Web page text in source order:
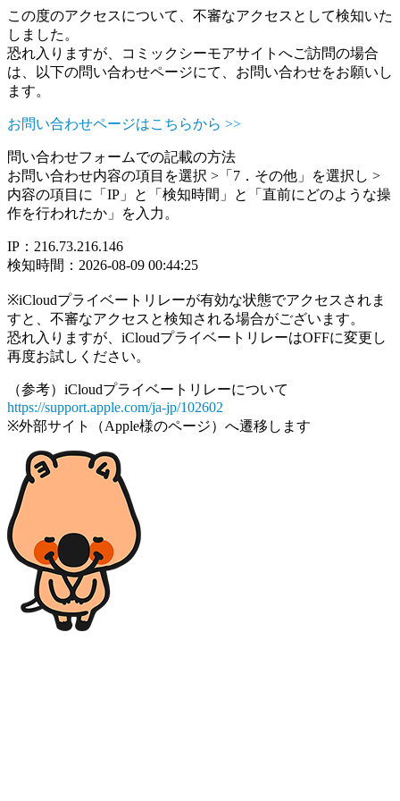
この度のアクセスについて、不審なアクセスとして検知いた
しました。
恐れ入りますが、コミックシーモアサイトへご訪問の場合
は、以下の問い合わせページにて、お問い合わせをお願いし
ます。
お問い合わせページはこちらから >>
問い合わせフォームでの記載の方法
お問い合わせ内容の項目を選択 >「7．その他」を選択し >
内容の項目に「IP」と「検知時間」と「直前にどのような操
作を行われたか」を入力。
IP：216.73.216.146
検知時間：2026-08-09 00:44:25
※iCloudプライベートリレーが有効な状態でアクセスされま
すと、不審なアクセスと検知される場合がございます。
恐れ入りますが、iCloudプライベートリレーはOFFに変更し
再度お試しください。
（参考）iCloudプライベートリレーについて
https://support.apple.com/ja-jp/102602
※外部サイト（Apple様のページ）へ遷移します